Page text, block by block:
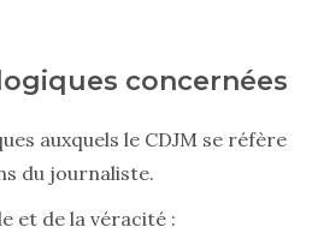
concernées
auxquels le CDJM se réfère
du journaliste.
et de la véracité :